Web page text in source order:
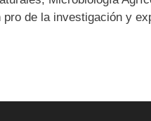
de la investigación y